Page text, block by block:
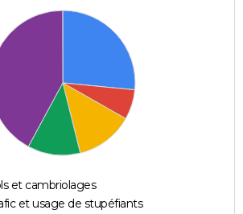
et cambriolages
et usage de stupéfiants